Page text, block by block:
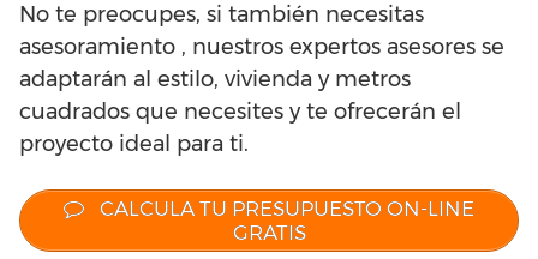
No te preocupes, si también necesitas
asesoramiento , nuestros expertos asesores se
adaptarán al estilo, vivienda y metros
cuadrados que necesites y te ofrecerán el
proyecto ideal para ti.
CALCULA TU PRESUPUESTO ON-LINE
GRATIS